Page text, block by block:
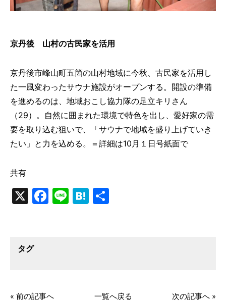
京丹後 山村の古民家を活用
京丹後市峰山町五箇の山村地域に今秋、古民家を活用し
た一風変わったサウナ施設がオープンする。開設の準備
を進めるのは、地域おこし協力隊の足立キリさん
（29）。自然に囲まれた環境で特色を出し、愛好家の需
要を取り込む狙いで、「サウナで地域を盛り上げていき
たい」と力を込める。＝詳細は10月１日号紙面で
共有
X Facebook
LineHatena
タグ
« 前の記事へ 一覧へ戻る 次の記事へ »